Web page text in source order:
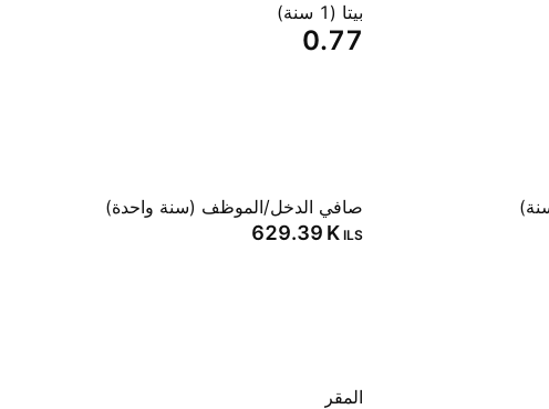
بيتا (1 سنة)
0.77
صافي الدخل/الموظف (سنة واحدة)
‪629.39 K‬ ILS
المقر